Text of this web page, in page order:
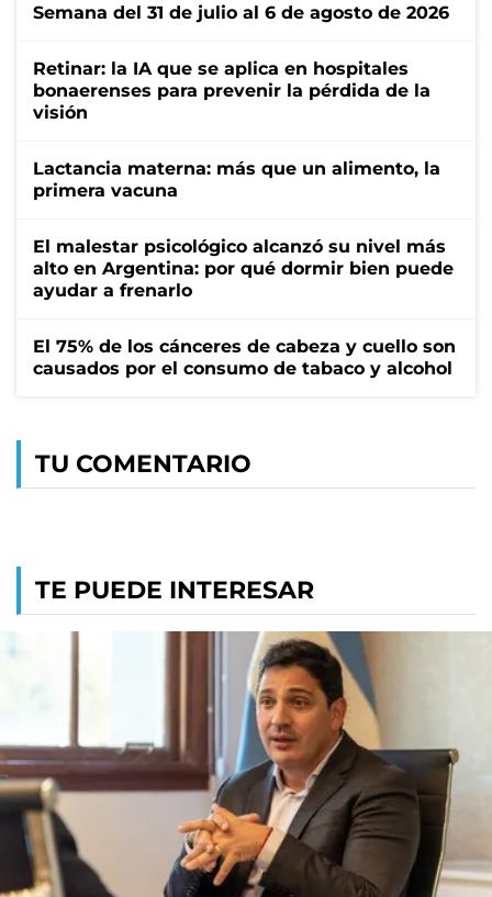
Semana del 31 de julio al 6 de agosto de 2026
Retinar: la IA que se aplica en hospitales
bonaerenses para prevenir la pérdida de la
visión
Lactancia materna: más que un alimento, la
primera vacuna
El malestar psicológico alcanzó su nivel más
alto en Argentina: por qué dormir bien puede
ayudar a frenarlo
El 75% de los cánceres de cabeza y cuello son
causados por el consumo de tabaco y alcohol
TU COMENTARIO
TE PUEDE INTERESAR